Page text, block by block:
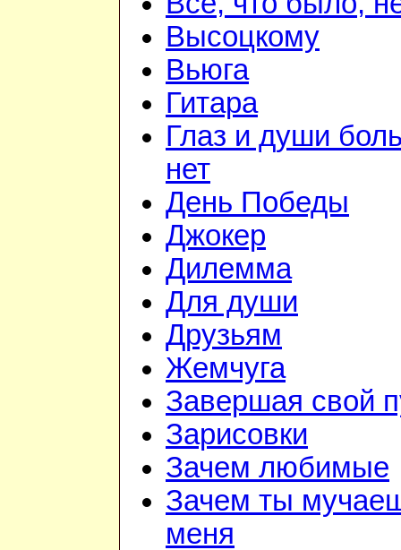
Высоцкому
Вьюга
Гитара
Глаз и души
нет
День Победы
Джокер
Дилемма
Для души
Друзьям
Жемчуга
Завершая свой
Зарисовки
Зачем любимые
Зачем ты
меня